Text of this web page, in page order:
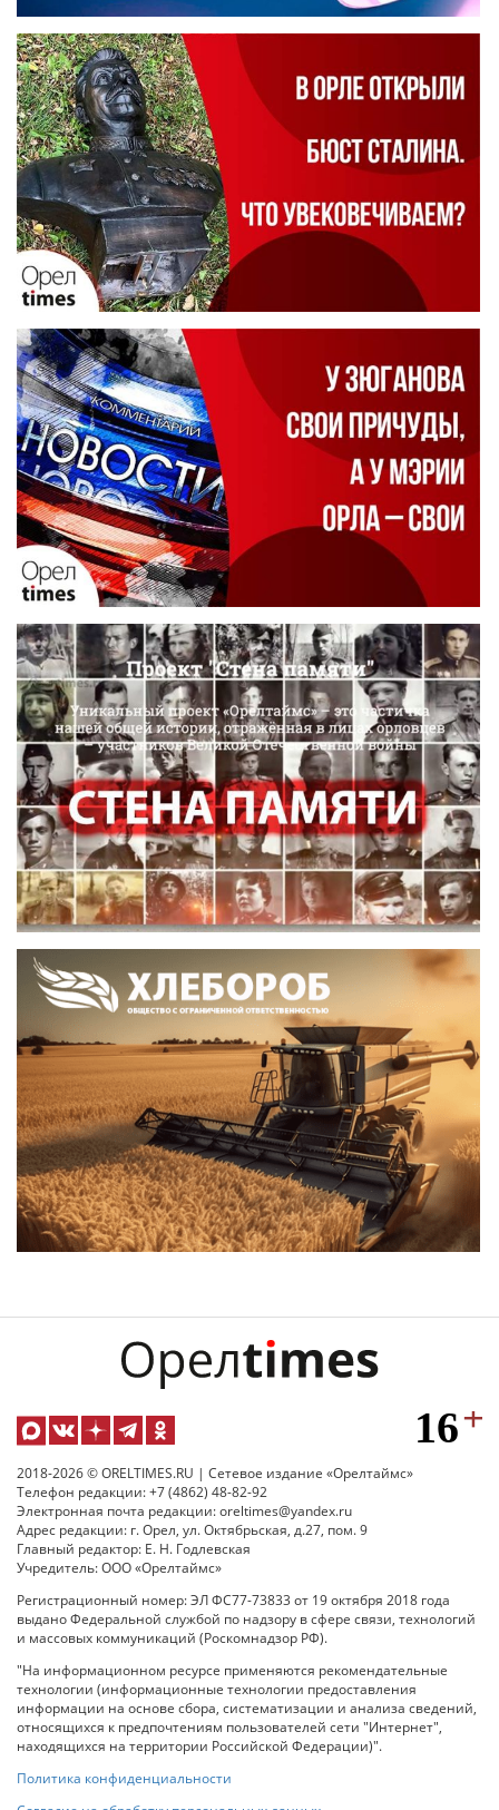
2018-2026 © ORELTIMES.RU | Сетевое издание «Орелтаймс»
Телефон редакции: +7 (4862) 48-82-92
Электронная почта редакции: oreltimes@yandex.ru
Адрес редакции: г. Орел, ул. Октябрьская, д.27, пом. 9
Главный редактор: Е. Н. Годлевская
Учредитель: ООО «Орелтаймс»
Регистрационный номер: ЭЛ ФС77-73833 от 19 октября 2018 года
выдано Федеральной службой по надзору в сфере связи, технологий
и массовых коммуникаций (Роскомнадзор РФ).
"На информационном ресурсе применяются рекомендательные
технологии (информационные технологии предоставления
информации на основе сбора, систематизации и анализа сведений,
относящихся к предпочтениям пользователей сети "Интернет",
находящихся на территории Российской Федерации)".
Политика конфиденциальности